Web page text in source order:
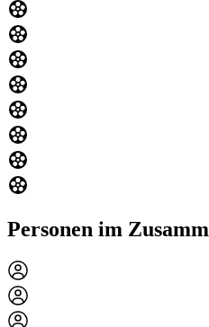
Personen im